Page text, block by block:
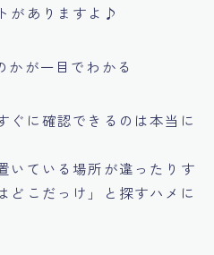
がありますよ♪
が一目でわかる
ぐに確認できるのは本当に
いている場所が違ったりす
どこだっけ」
と探すハメに